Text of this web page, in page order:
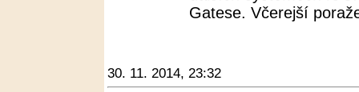
Gatese. Včerejší
30. 11. 2014, 23:32